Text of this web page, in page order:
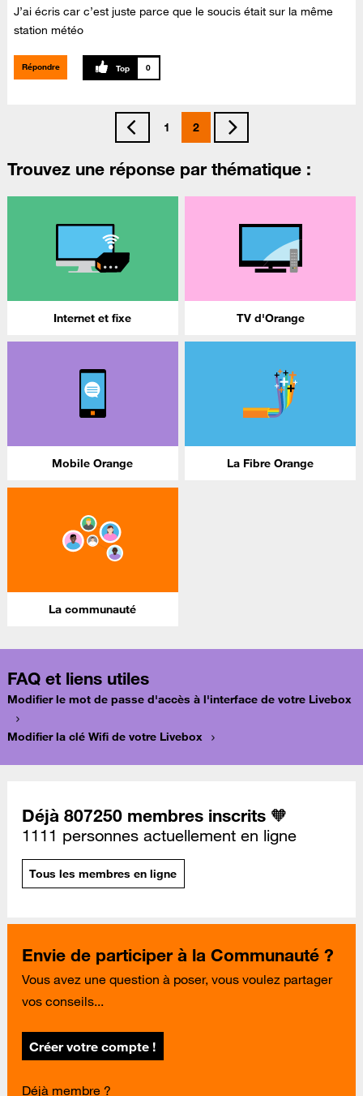
J’ai écris car c’est juste parce que le soucis était sur la même
station météo
Répondre 0
1 2
Trouvez une réponse par thématique :
Internet et fixe TV d'Orange
Mobile Orange La Fibre Orange
La communauté
FAQ et liens utiles
Modifier le mot de passe d'accès à l'interface de votre Livebox
Modifier la clé Wifi de votre Livebox
Déjà 807250 membres inscrits 🧡
1111 personnes actuellement en ligne
Tous les membres en ligne
Envie de participer à la Communauté ?
Vous avez une question à poser, vous voulez partager
vos conseils...
Créer votre compte !
Déjà membre ?